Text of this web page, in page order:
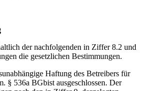
der nachfolgenden in Ziffer 8.2 und
die gesetzlichen Bestimmungen.
Haftung des Betreibers für
§ 536a BGbist ausgeschlossen. Der